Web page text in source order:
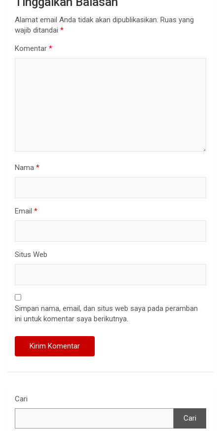
Alamat email Anda tidak akan dipublikasikan. Ruas yang
wajib ditandai *
Komentar *
Nama *
Email *
Situs Web
Simpan nama, email, dan situs web saya pada peramban
ini untuk komentar saya berikutnya.
Cari
Cari